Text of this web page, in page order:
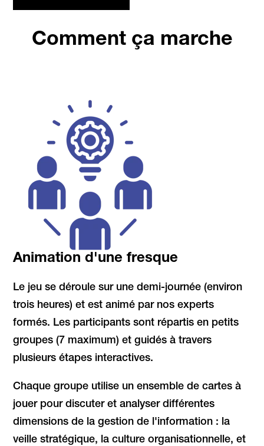
Comment ça marche
Animation d'une fresque
Le jeu se déroule sur une demi-journée (environ
trois heures) et est animé par nos experts
formés. Les participants sont répartis en petits
groupes (7 maximum) et guidés à travers
plusieurs étapes interactives.
Chaque groupe utilise un ensemble de cartes à
jouer pour discuter et analyser différentes
dimensions de la gestion de l'information : la
veille stratégique, la culture organisationnelle, et